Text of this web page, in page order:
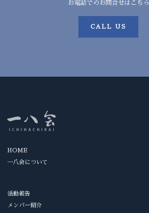
お電話でのお問合せはこちら
CALL US
HOME
一八会について
活動報告
メンバー紹介